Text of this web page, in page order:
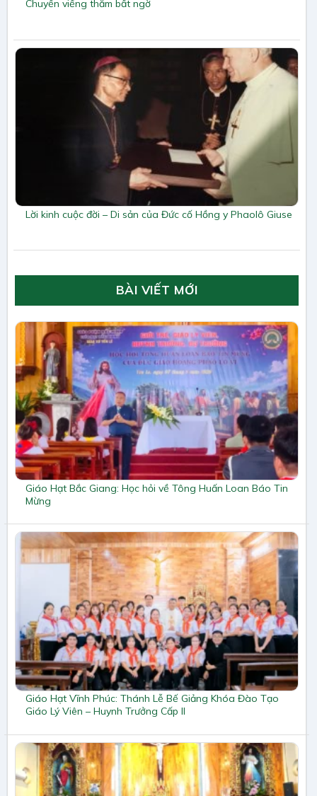
Chuyến viếng thăm bất ngờ
Lời kinh cuộc đời – Di sản của Đức cố Hồng y Phaolô Giuse
BÀI VIẾT MỚI
Giáo Hạt Bắc Giang: Học hỏi về Tông Huấn Loan Báo Tin
Mừng
Giáo Hạt Vĩnh Phúc: Thánh Lễ Bế Giảng Khóa Đào Tạo
Giáo Lý Viên – Huynh Trưởng Cấp II